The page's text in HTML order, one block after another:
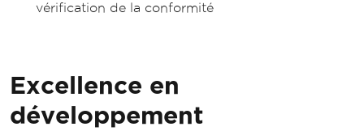
vérification de la conformité
Excellence en
développement